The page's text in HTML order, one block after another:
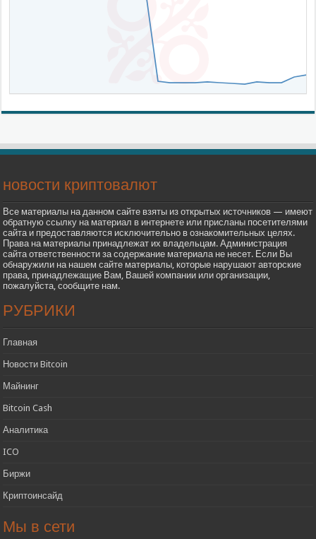
новости криптовалют
Все материалы на данном сайте взяты из открытых источников — имеют
обратную ссылку на материал в интернете или присланы посетителями
сайта и предоставляются исключительно в ознакомительных целях.
Права на материалы принадлежат их владельцам. Администрация
сайта ответственности за содержание материала не несет. Если Вы
обнаружили на нашем сайте материалы, которые нарушают авторские
права, принадлежащие Вам, Вашей компании или организации,
пожалуйста, сообщите нам.
РУБРИКИ
Главная
Новости Bitcoin
Майнинг
Bitcoin Cash
Аналитика
ICO
Биржи
Криптоинсайд
Мы в сети